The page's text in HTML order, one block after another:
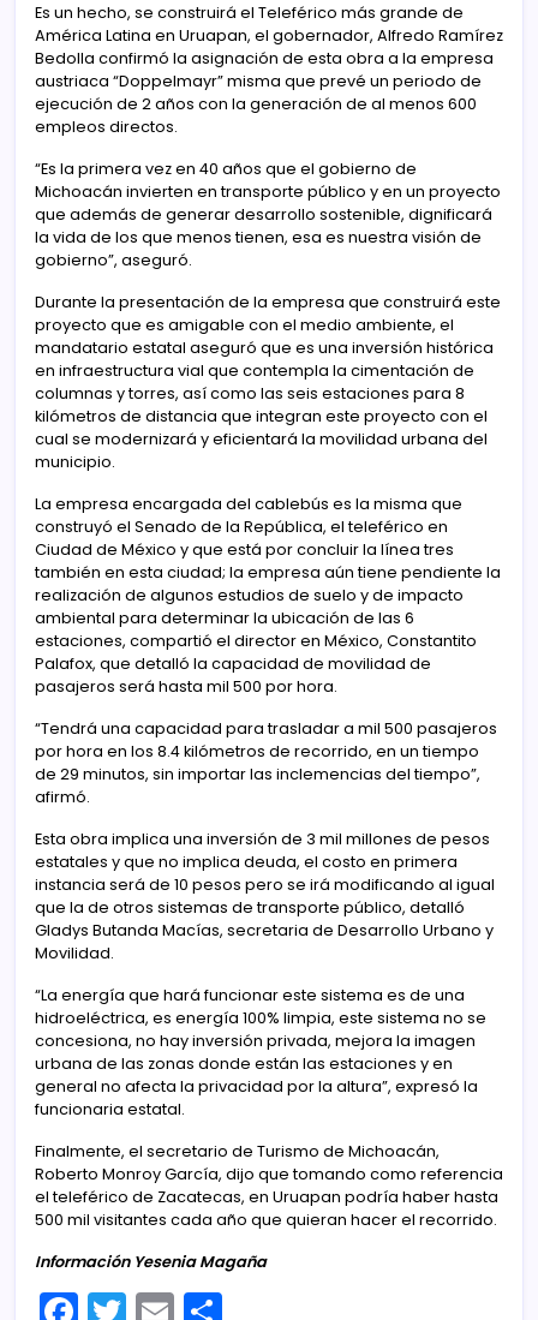
Es un hecho, se construirá el Teleférico más grande de
América Latina en Uruapan, el gobernador, Alfredo Ramírez
Bedolla confirmó la asignación de esta obra a la empresa
austriaca “Doppelmayr” misma que prevé un periodo de
ejecución de 2 años con la generación de al menos 600
empleos directos.
“Es la primera vez en 40 años que el gobierno de
Michoacán invierten en transporte público y en un proyecto
que además de generar desarrollo sostenible, dignificará
la vida de los que menos tienen, esa es nuestra visión de
gobierno”, aseguró.
Durante la presentación de la empresa que construirá este
proyecto que es amigable con el medio ambiente, el
mandatario estatal aseguró que es una inversión histórica
en infraestructura vial que contempla la cimentación de
columnas y torres, así como las seis estaciones para 8
kilómetros de distancia que integran este proyecto con el
cual se modernizará y eficientará la movilidad urbana del
municipio.
La empresa encargada del cablebús es la misma que
construyó el Senado de la República, el teleférico en
Ciudad de México y que está por concluir la línea tres
también en esta ciudad; la empresa aún tiene pendiente la
realización de algunos estudios de suelo y de impacto
ambiental para determinar la ubicación de las 6
estaciones, compartió el director en México, Constantito
Palafox, que detalló la capacidad de movilidad de
pasajeros será hasta mil 500 por hora.
“Tendrá una capacidad para trasladar a mil 500 pasajeros
por hora en los 8.4 kilómetros de recorrido, en un tiempo
de 29 minutos, sin importar las inclemencias del tiempo”,
afirmó.
Esta obra implica una inversión de 3 mil millones de pesos
estatales y que no implica deuda, el costo en primera
instancia será de 10 pesos pero se irá modificando al igual
que la de otros sistemas de transporte público, detalló
Gladys Butanda Macías, secretaria de Desarrollo Urbano y
Movilidad.
“La energía que hará funcionar este sistema es de una
hidroeléctrica, es energía 100% limpia, este sistema no se
concesiona, no hay inversión privada, mejora la imagen
urbana de las zonas donde están las estaciones y en
general no afecta la privacidad por la altura”, expresó la
funcionaria estatal.
Finalmente, el secretario de Turismo de Michoacán,
Roberto Monroy García, dijo que tomando como referencia
el teleférico de Zacatecas, en Uruapan podría haber hasta
500 mil visitantes cada año que quieran hacer el recorrido.
Información Yesenia Magaña